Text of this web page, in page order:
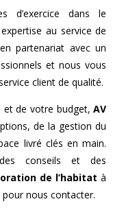
d’exercice dans le
au service de
partenariat avec un
et nous vous
client de qualité.
et de votre budget,AV
de la gestion du
livré clés en main.
conseils et des
de l’habitat à
pour nous contacter.